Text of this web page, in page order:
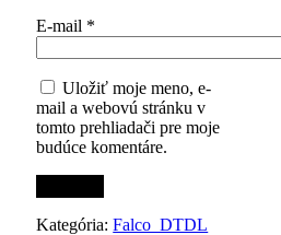
E-mail *
Uložiť moje meno, e-
mail a webovú stránku v
tomto prehliadači pre moje
budúce komentáre.
Kategória:Falco_DTDL